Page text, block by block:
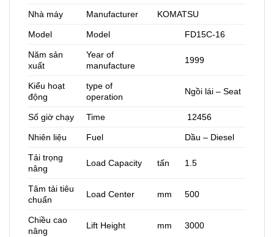
Nhà máy Manufacturer KOMATSU
Model Model FD15C-16
Năm sản
xuất
Year of
manufacture
1999
Kiểu hoạt
động
type of
operation
Ngồi lái – Seat
Số giờ chạy Time 12456
Nhiên liệu Fuel Dầu – Diesel
Tải trọng
nâng
Load Capacity tấn 1.5
Tâm tải tiêu
chuẩn
Load Center mm 500
Chiều cao
nâng
Lift Height mm 3000